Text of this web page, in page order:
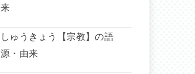
来
しゅうきょう【宗教】の語
源・由来